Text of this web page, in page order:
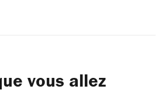
vous allez